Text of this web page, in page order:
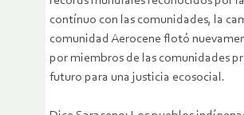
contínuo con las comunidades, la
comunidad Aerocene flotó
por miembros de las comunidades
futuro para una justicia ecosocial.